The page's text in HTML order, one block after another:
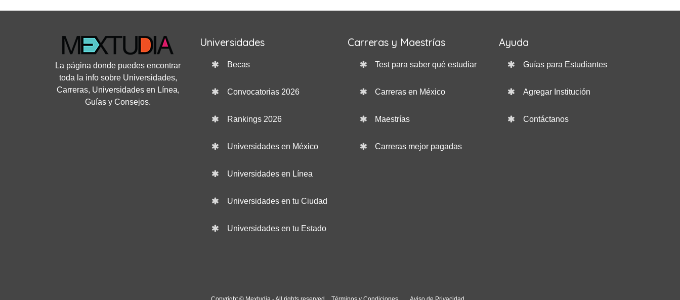
La página donde puedes encontrar
toda la info sobre Universidades,
Carreras, Universidades en Línea,
Guías y Consejos.
Universidades
Becas
Convocatorias 2026
Rankings 2026
Universidades en México
Universidades en Línea
Universidades en tu Ciudad
Universidades en tu Estado
Carreras y Maestrías
Test para saber qué estudiar
Carreras en México
Maestrías
Carreras mejor pagadas
Ayuda
Guías para Estudiantes
Agregar Institución
Contáctanos